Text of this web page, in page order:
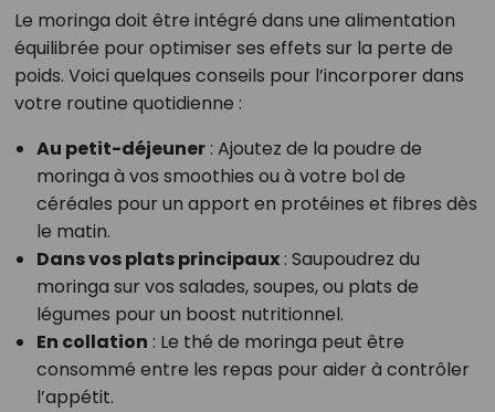
Le moringa doit être intégré dans une alimentation
équilibrée pour optimiser ses effets sur la perte de
poids. Voici quelques conseils pour l’incorporer dans
votre routine quotidienne :
Au petit-déjeuner: Ajoutez de la poudre de
moringa à vos smoothies ou à votre bol de
céréales pour un apport en protéines et fibres dès
le matin.
Dans vos plats principaux: Saupoudrez du
moringa sur vos salades, soupes, ou plats de
légumes pour un boost nutritionnel.
En collation : Le thé de moringa peut être
consommé entre les repas pour aider à contrôler
l’appétit.